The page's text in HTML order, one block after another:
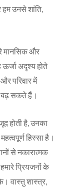
हम उनसे शांति,
मानसिक और
ऊर्जा अदृश्य होते
परिवार में
बढ़ सकते हैं।
होती है, उनका
हिस्सा है।
से नकारात्मक
प्रियजनों के
वास्तु शास्त्र,